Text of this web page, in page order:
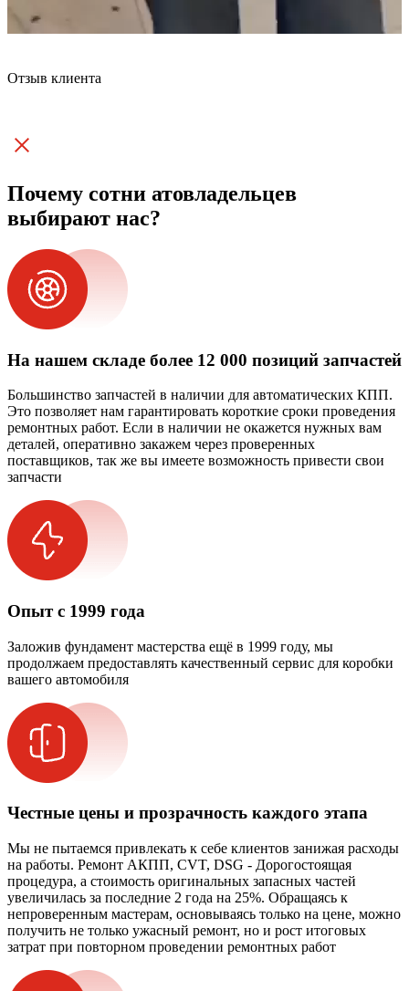
Отзыв клиента
Почему сотни атовладельцев
выбирают нас?
На нашем складе более 12 000 позиций запчастей
Большинство запчастей в наличии для автоматических КПП.
Это позволяет нам гарантировать короткие сроки проведения
ремонтных работ. Если в наличии не окажется нужных вам
деталей, оперативно закажем через проверенных
поставщиков, так же вы имеете возможность привести свои
запчасти
Опыт с 1999 года
Заложив фундамент мастерства ещё в 1999 году, мы
продолжаем предоставлять качественный сервис для коробки
вашего автомобиля
Честные цены и прозрачность каждого этапа
Мы не пытаемся привлекать к себе клиентов занижая расходы
на работы. Ремонт АКПП, CVT, DSG - Дорогостоящая
процедура, а стоимость оригинальных запасных частей
увеличилась за последние 2 года на 25%. Обращаясь к
непроверенным мастерам, основываясь только на цене, можно
получить не только ужасный ремонт, но и рост итоговых
затрат при повторном проведении ремонтных работ